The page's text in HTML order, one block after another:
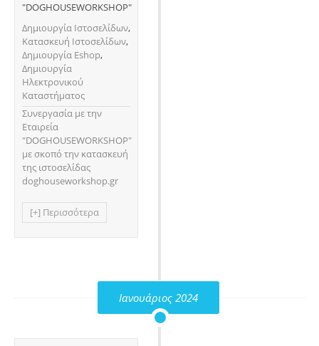
"DOGHOUSEWORKSHOP"
Δημιουργία Ιστοσελίδων,
Κατασκευή Ιστοσελίδων,
Δημιουργία Eshop,
Δημιουργία
Ηλεκτρονικού
Καταστήματος
Συνεργασία με την
Εταιρεία
"DOGHOUSEWORKSHOP"
με σκοπό την κατασκευή
της ιστοσελίδας
doghouseworkshop.gr
[+] Περισσότερα
Ιανουάριος 2024